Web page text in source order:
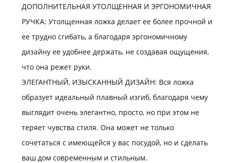
ДОПОЛНИТЕЛЬНАЯ УТОЛЩЕННАЯ И ЭРГОНОМИЧНАЯ
РУЧКА: Утолщенная ложка делает ее более прочной и
ее трудно сгибать, а благодаря эргономичному
дизайну ее удобнее держать, не создавая ощущения,
что она режет руки.
ЭЛЕГАНТНЫЙ, ИЗЫСКАННЫЙ ДИЗАЙН: Вся ложка
образует идеальный плавный изгиб, благодаря чему
выглядит очень элегантно, просто, но при этом не
теряет чувства стиля. Она может не только
сочетаться с имеющейся у вас посудой, но и сделать
ваш дом современным и стильным.